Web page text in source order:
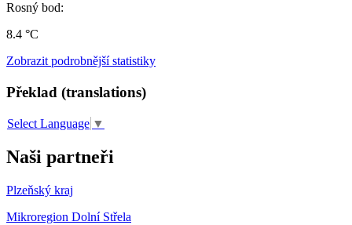
Rosný bod:
8.4 °C
Zobrazit podrobnější statistiky
Překlad (translations)
Select Language ▼
Naši partneři
Plzeňský kraj
Mikroregion Dolní Střela